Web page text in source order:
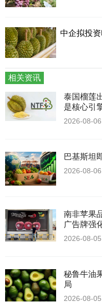
中企拟投
相关资讯
泰国榴莲
是核心引
2026-08-06
巴基斯坦
2026-08-06
南非苹果
广告牌强
2026-08-05
秘鲁牛油果出口
局
2026-08-05